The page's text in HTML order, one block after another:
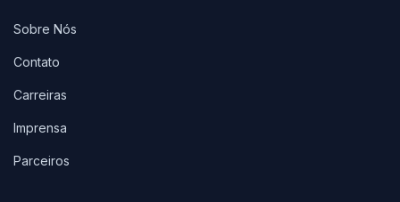
Sobre Nós
Contato
Carreiras
Imprensa
Parceiros